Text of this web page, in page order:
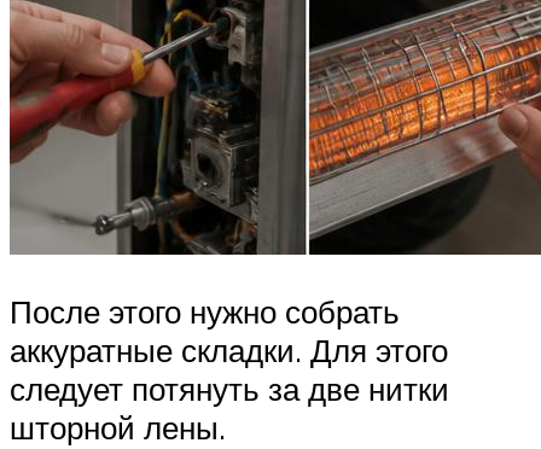
После этого нужно собрать
аккуратные складки. Для этого
следует потянуть за две нитки
шторной лены.